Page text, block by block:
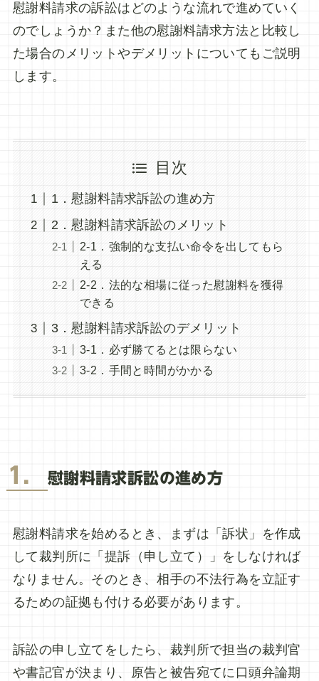
慰謝料請求の訴訟はどのような流れで進めていく
のでしょうか？また他の慰謝料請求方法と比較し
た場合のメリットやデメリットについてもご説明
します。
目次
1．慰謝料請求訴訟の進め方
2．慰謝料請求訴訟のメリット
2-1．強制的な支払い命令を出してもら
える
2-2．法的な相場に従った慰謝料を獲得
できる
3．慰謝料請求訴訟のデメリット
3-1．必ず勝てるとは限らない
3-2．手間と時間がかかる
1． 慰謝料請求訴訟の進め方
慰謝料請求を始めるとき、まずは「訴状」を作成
して裁判所に「提訴（申し立て）」をしなければ
なりません。そのとき、相手の不法行為を立証す
るための証拠も付ける必要があります。
訴訟の申し立てをしたら、裁判所で担当の裁判官
や書記官が決まり、原告と被告宛てに口頭弁論期